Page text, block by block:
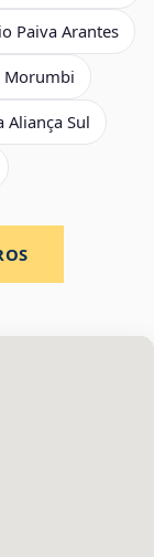
Paiva Arantes
Morumbi
Aliança Sul